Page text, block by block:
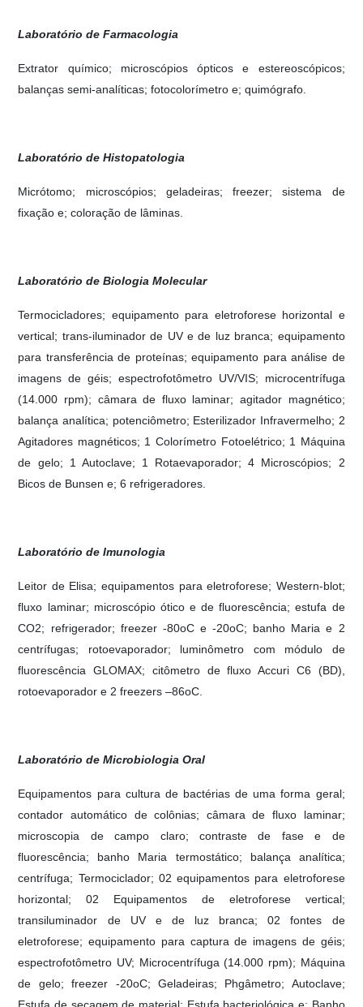
Laboratório de Farmacologia
Extrator químico; microscópios ópticos e estereoscópicos;
balanças semi-analíticas; fotocolorímetro e; quimógrafo.
Laboratório de Histopatologia
Micrótomo; microscópios; geladeiras; freezer; sistema de
fixação e; coloração de lâminas.
Laboratório de Biologia Molecular
Termocicladores; equipamento para eletroforese horizontal e
vertical; trans-iluminador de UV e de luz branca; equipamento
para transferência de proteínas; equipamento para análise de
imagens de géis; espectrofotômetro UV/VIS; microcentrífuga
(14.000 rpm); câmara de fluxo laminar; agitador magnético;
balança analítica; potenciômetro; Esterilizador Infravermelho; 2
Agitadores magnéticos; 1 Colorímetro Fotoelétrico; 1 Máquina
de gelo; 1 Autoclave; 1 Rotaevaporador; 4 Microscópios; 2
Bicos de Bunsen e; 6 refrigeradores.
Laboratório de Imunologia
Leitor de Elisa; equipamentos para eletroforese; Western-blot;
fluxo laminar; microscópio ótico e de fluorescência; estufa de
CO2; refrigerador; freezer -80oC e -20oC; banho Maria e 2
centrífugas; rotoevaporador; luminômetro com módulo de
fluorescência GLOMAX; citômetro de fluxo Accuri C6 (BD),
rotoevaporador e 2 freezers –86oC.
Laboratório de Microbiologia Oral
Equipamentos para cultura de bactérias de uma forma geral;
contador automático de colônias; câmara de fluxo laminar;
microscopia de campo claro; contraste de fase e de
fluorescência; banho Maria termostático; balança analítica;
centrífuga; Termociclador; 02 equipamentos para eletroforese
horizontal; 02 Equipamentos de eletroforese vertical;
transiluminador de UV e de luz branca; 02 fontes de
eletroforese; equipamento para captura de imagens de géis;
espectrofotômetro UV; Microcentrífuga (14.000 rpm); Máquina
de gelo; freezer -20oC; Geladeiras; Phgâmetro; Autoclave;